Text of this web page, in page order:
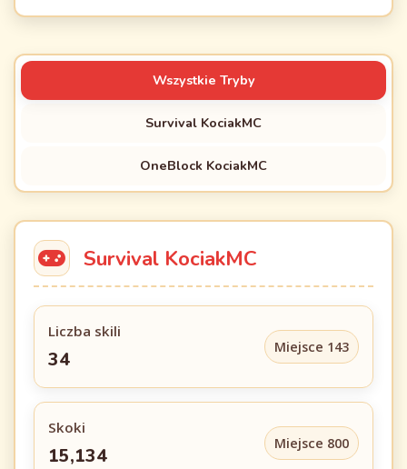
Wszystkie Tryby
Survival KociakMC
OneBlock KociakMC
Survival KociakMC
Liczba skili
34
Miejsce 143
Skoki
15,134
Miejsce 800